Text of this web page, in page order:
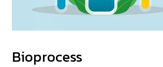
Bioprocess